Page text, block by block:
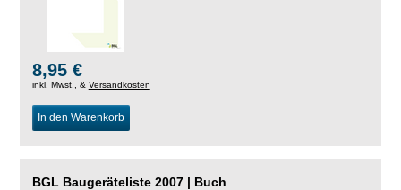
8,95 €
inkl. Mwst., & Versandkosten
In den Warenkorb
BGL Baugeräteliste 2007 | Buch